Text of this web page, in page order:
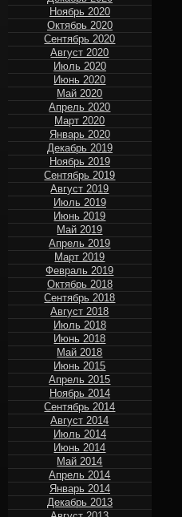
Ноябрь 2020
Октябрь 2020
Сентябрь 2020
Август 2020
Июль 2020
Июнь 2020
Май 2020
Апрель 2020
Март 2020
Январь 2020
Декабрь 2019
Ноябрь 2019
Сентябрь 2019
Август 2019
Июль 2019
Июнь 2019
Май 2019
Апрель 2019
Март 2019
Февраль 2019
Октябрь 2018
Сентябрь 2018
Август 2018
Июль 2018
Июнь 2018
Май 2018
Июнь 2015
Апрель 2015
Ноябрь 2014
Сентябрь 2014
Август 2014
Июль 2014
Июнь 2014
Май 2014
Апрель 2014
Январь 2014
Декабрь 2013